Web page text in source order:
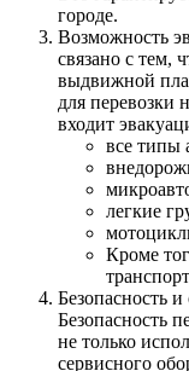
городе.
Возможность
связано с тем,
выдвижной
для перевозки
входит
все типы
легкие
Кроме
Безопасность
Безопасность
не только
сервисного